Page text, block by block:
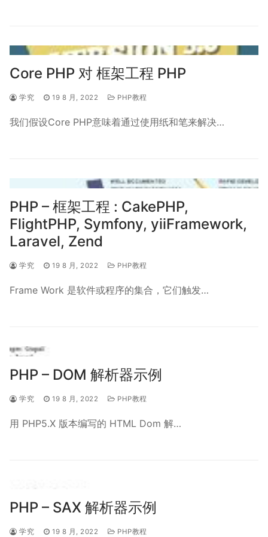
Core PHP 对 框架工程 PHP
学究 19 8 月, 2022 PHP教程
我们假设Core PHP意味着通过使用纸和笔来解决…
PHP – 框架工程 : CakePHP,
FlightPHP, Symfony, yiiFramework,
Laravel, Zend
学究 19 8 月, 2022 PHP教程
Frame Work 是软件或程序的集合，它们触发…
PHP – DOM 解析器示例
学究 19 8 月, 2022 PHP教程
用 PHP5.X 版本编写的 HTML Dom 解…
PHP – SAX 解析器示例
学究 19 8 月, 2022 PHP教程